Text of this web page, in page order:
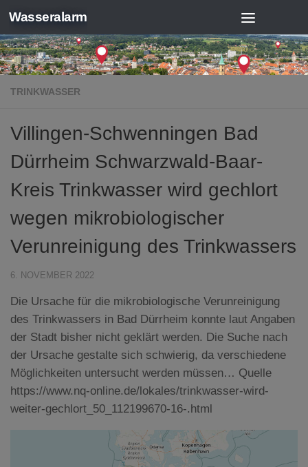
Zum Inhalt springen
Wasseralarm
TRINKWASSER
Villingen-Schwenningen Bad
Dürrheim Schwarzwald-Baar-
Kreis Trinkwasser wird gechlort
wegen mikrobiologischer
Verunreinigung des Trinkwassers
6. NOVEMBER 2022
Die Ursache für die mikrobiologische Verunreinigung
des Trinkwassers in Bad Dürrheim konnte laut Angaben
der Stadt bisher nicht geklärt werden. Die Suche nach
der Ursache gestalte sich schwierig, da verschiedene
Möglichkeiten untersucht werden müssen… Quelle
https://www.nq-online.de/lokales/trinkwasser-wird-
weiter-gechlort_50_112199670-16-.html